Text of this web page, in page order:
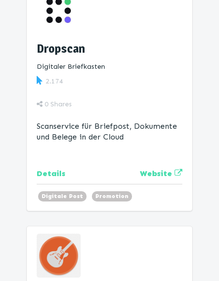
Dropscan
Digitaler Briefkasten
2.174
0 Shares
Scanservice für Briefpost, Dokumente
und Belege in der Cloud
Details Website
Digitale Post Promotion